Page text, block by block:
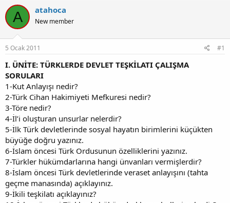
n
b
u
u
b
a
ş
l
a
t
a
n
ş
a
ç
r
h
i
A atahoca
New member
5 Ocak 2011 #1
I. ÜNİTE: TÜRKLERDE DEVLET TEŞKİLATI ÇALIŞMA
SORULARI
1-Kut Anlayışı nedir?
2-Türk Cihan Hakimiyeti Mefkuresi nedir?
3-Töre nedir?
4-İl’i oluşturan unsurlar nelerdir?
5-İlk Türk devletlerinde sosyal hayatın birimlerini küçükten
büyüğe doğru yazınız.
6-İslam öncesi Türk Ordusunun özelliklerini yazınız.
7-Türkler hükümdarlarına hangi ünvanları vermişlerdir?
8-İslam öncesi Türk devletlerinde veraset anlayışını (tahta
geçme manasında) açıklayınız.
9-İkili teşkilatı açıklayınız?